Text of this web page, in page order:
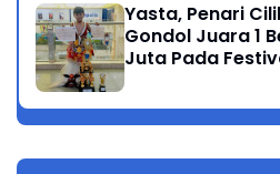
Yasta, Penari
Gondol Juara 1
Juta Pada